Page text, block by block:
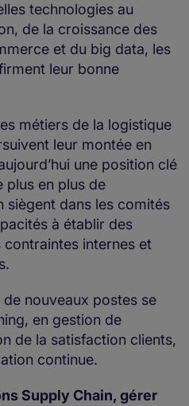
technologies au
de la croissance des
et du big data, les
leur bonne
métiers de la logistique
leur montée en
une position clé
plus en plus de
siègent dans les comités
à établir des
internes et
nouveaux postes se
en gestion de
de la satisfaction clients,
continue.
Supply Chain, gérer